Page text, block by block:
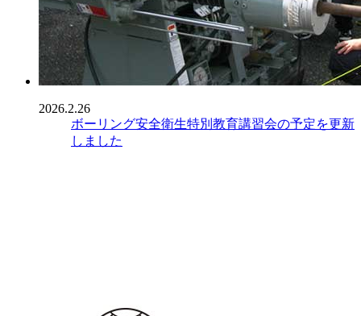
2026.2.26
ボーリング安全衛生特別教育講習会の予定を更新
しました